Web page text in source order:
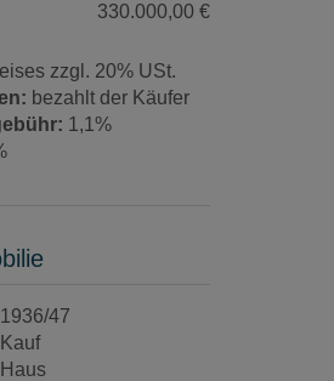
330.000,00 €
zzgl. 20% USt.
bezahlt der Käufer
1,1%
1936/47
Kauf
Haus